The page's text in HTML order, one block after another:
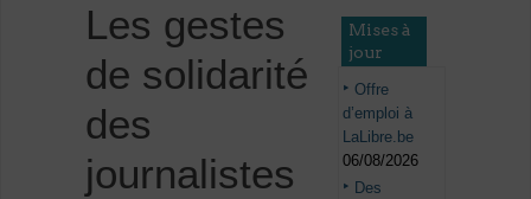
Les gestes
de solidarité
des
journalistes
Mises à
jour
Offre
d’emploi à
LaLibre.be
06/08/2026
Des